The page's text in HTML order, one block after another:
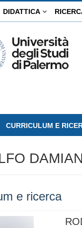
DIDATTICA
CURRICULUM E
e ricerca